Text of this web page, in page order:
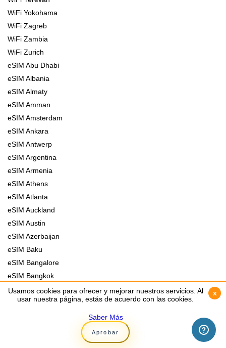
WiFi Yokohama
WiFi Zagreb
WiFi Zambia
WiFi Zurich
eSIM Abu Dhabi
eSIM Albania
eSIM Almaty
eSIM Amman
eSIM Amsterdam
eSIM Ankara
eSIM Antwerp
eSIM Argentina
eSIM Armenia
eSIM Athens
eSIM Atlanta
eSIM Auckland
eSIM Austin
eSIM Azerbaijan
eSIM Baku
eSIM Bangalore
eSIM Bangkok
eSIM Bangladesh
eSIM Barcelona
Usamos cookies para ofrecer y mejorar nuestros servicios. Al
usar nuestra página, estás de acuerdo con las cookies.
Saber Más
Aprobar
x
Usamos cookies para ofrecer y mejorar nuestros servicios. Al
usar nuestra página, estás de acuerdo con las cookies.
Saber Más
Aprobar
x